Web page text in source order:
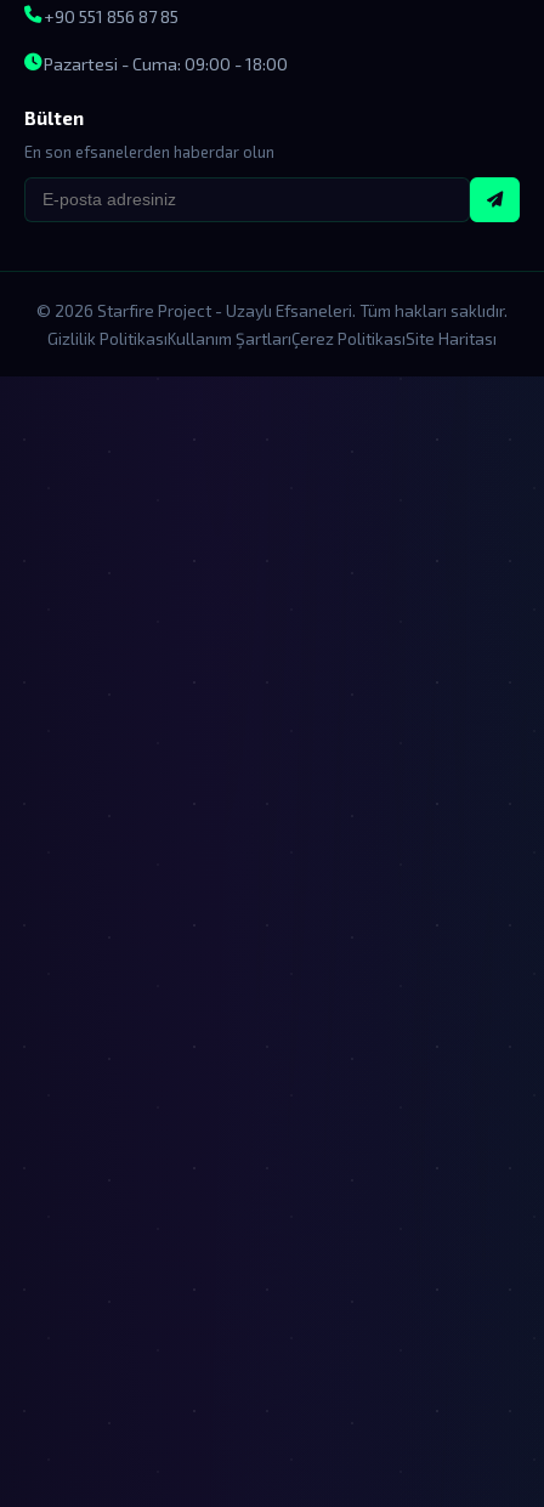
+90 551 856 87 85
Pazartesi - Cuma: 09:00 - 18:00
Bülten
En son efsanelerden haberdar olun
© 2026 Starfire Project - Uzaylı Efsaneleri. Tüm hakları saklıdır.
Gizlilik PolitikasıKullanım ŞartlarıÇerez PolitikasıSite Haritası